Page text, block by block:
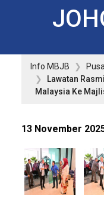
Info MBJB
Lawatan
Malaysia Ke
13 November